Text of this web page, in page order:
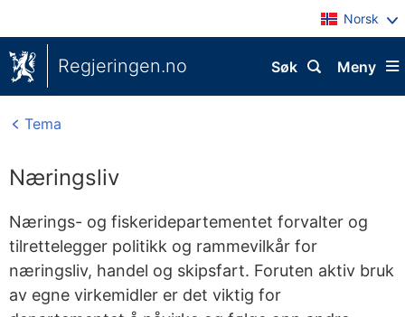
Norsk
Regjeringen.no Meny
Søk
Tema
Næringsliv
Nærings- og fiskeridepartementet forvalter og
tilrettelegger politikk og rammevilkår for
næringsliv, handel og skipsfart. Foruten aktiv bruk
av egne virkemidler er det viktig for